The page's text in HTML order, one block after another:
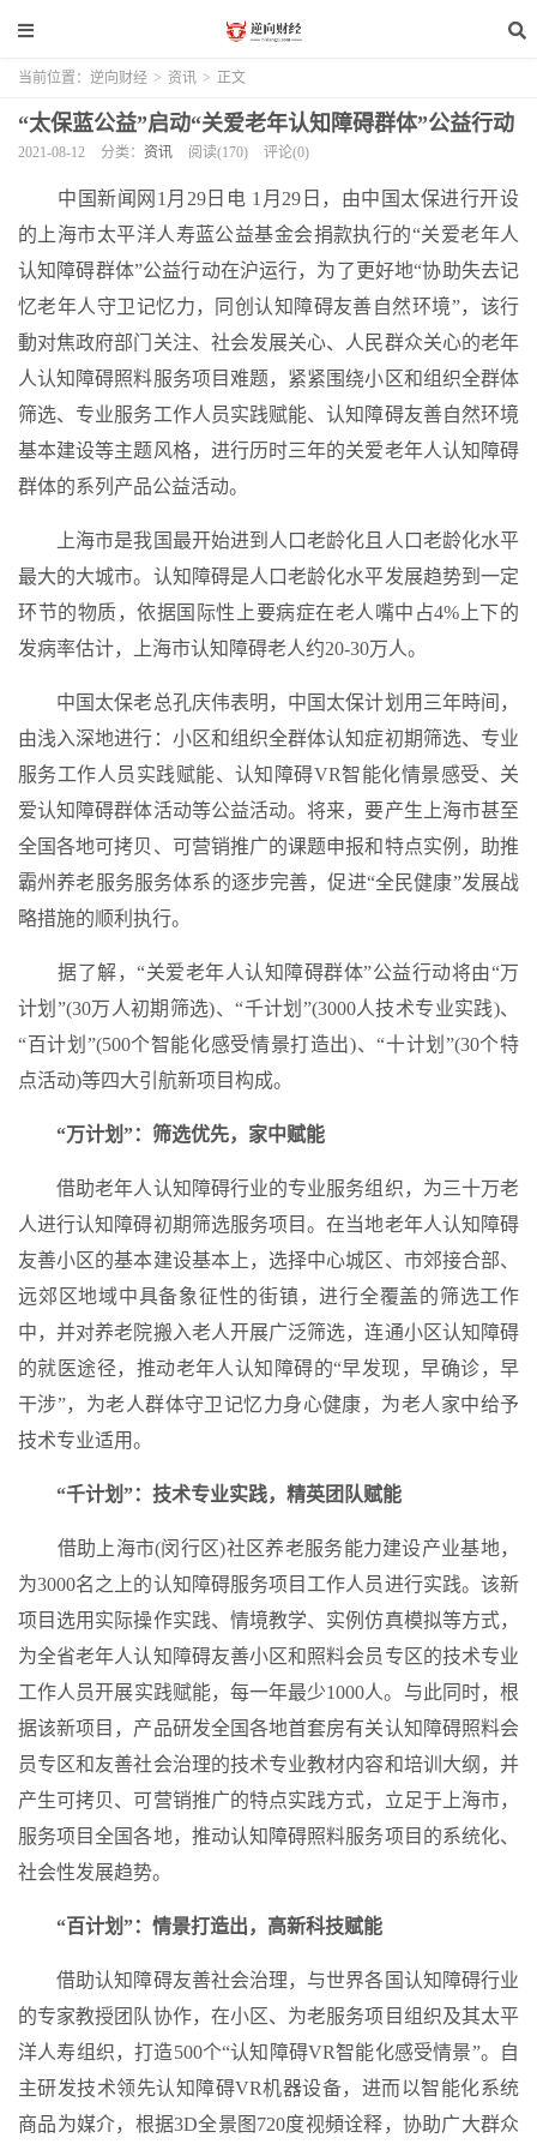
当前位置： 逆向财经 > 资讯 > 正文
“太保蓝公益”启动“关爱老年认知障碍群体”公益行动
2021-08-12 分类： 资讯 阅读(170) 评论(0)
中国新闻网1月29日电 1月29日，由中国太保进行开设
的上海市太平洋人寿蓝公益基金会捐款执行的“关爱老年人
认知障碍群体”公益行动在沪运行，为了更好地“协助失去记
忆老年人守卫记忆力，同创认知障碍友善自然环境”，该行
動对焦政府部门关注、社会发展关心、人民群众关心的老年
人认知障碍照料服务项目难题，紧紧围绕小区和组织全群体
筛选、专业服务工作人员实践赋能、认知障碍友善自然环境
基本建设等主题风格，进行历时三年的关爱老年人认知障碍
群体的系列产品公益活动。
上海市是我国最开始进到人口老龄化且人口老龄化水平
最大的大城市。认知障碍是人口老龄化水平发展趋势到一定
环节的物质，依据国际性上要病症在老人嘴中占4%上下的
发病率估计，上海市认知障碍老人约20-30万人。
中国太保老总孔庆伟表明，中国太保计划用三年時间，
由浅入深地进行：小区和组织全群体认知症初期筛选、专业
服务工作人员实践赋能、认知障碍VR智能化情景感受、关
爱认知障碍群体活动等公益活动。将来，要产生上海市甚至
全国各地可拷贝、可营销推广的课题申报和特点实例，助推
霸州养老服务服务体系的逐步完善，促进“全民健康”发展战
略措施的顺利执行。
据了解，“关爱老年人认知障碍群体”公益行动将由“万
计划”(30万人初期筛选)、“千计划”(3000人技术专业实践)、
“百计划”(500个智能化感受情景打造出)、“十计划”(30个特
点活动)等四大引航新项目构成。
“万计划”：筛选优先，家中赋能
借助老年人认知障碍行业的专业服务组织，为三十万老
人进行认知障碍初期筛选服务项目。在当地老年人认知障碍
友善小区的基本建设基本上，选择中心城区、市郊接合部、
远郊区地域中具备象征性的街镇，进行全覆盖的筛选工作
中，并对养老院搬入老人开展广泛筛选，连通小区认知障碍
的就医途径，推动老年人认知障碍的“早发现，早确诊，早
干涉”，为老人群体守卫记忆力身心健康，为老人家中给予
技术专业适用。
“千计划”：技术专业实践，精英团队赋能
借助上海市(闵行区)社区养老服务能力建设产业基地，
为3000名之上的认知障碍服务项目工作人员进行实践。该新
项目选用实际操作实践、情境教学、实例仿真模拟等方式，
为全省老年人认知障碍友善小区和照料会员专区的技术专业
工作人员开展实践赋能，每一年最少1000人。与此同时，根
据该新项目，产品研发全国各地首套房有关认知障碍照料会
员专区和友善社会治理的技术专业教材内容和培训大纲，并
产生可拷贝、可营销推广的特点实践方式，立足于上海市，
服务项目全国各地，推动认知障碍照料服务项目的系统化、
社会性发展趋势。
“百计划”：情景打造出，高新科技赋能
借助认知障碍友善社会治理，与世界各国认知障碍行业
的专家教授团队协作，在小区、为老服务项目组织及其太平
洋人寿组织，打造500个“认知障碍VR智能化感受情景”。自
主研发技术领先认知障碍VR机器设备，进而以智能化系统
商品为媒介，根据3D全景图720度视頻诠释，协助广大群众